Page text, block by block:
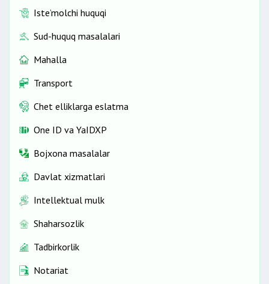
Iste’molchi huquqi
Sud-huquq masalalari
Mahalla
Transport
Chet elliklarga eslatma
One ID vа YaIDXP
Bojxona masalalar
Davlat xizmatlari
Intellektual mulk
Shaharsozlik
Tadbirkorlik
Notariat